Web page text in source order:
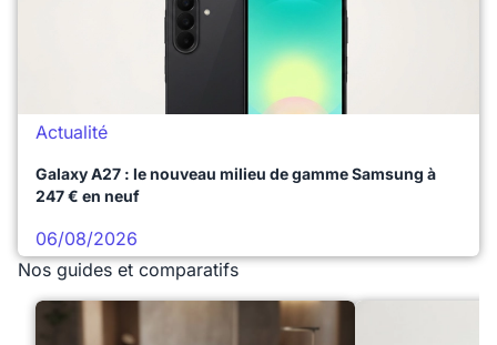
Actualité
Galaxy A27 : le nouveau milieu de gamme Samsung à
247 € en neuf
06/08/2026
Nos guides et comparatifs